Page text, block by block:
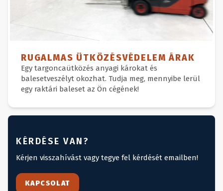
RUGALMAS ÜTKÖZÉSVÉDELEM ÁRAK
Egy targoncaütközés anyagi károkat és
balesetveszélyt okozhat. Tudja meg, mennyibe lerül
egy raktári baleset az Ön cégének!
KÉRDÉSE VAN?
Kérjen visszahívást vagy tegye fel kérdését emailben!
KAPCSOLAT